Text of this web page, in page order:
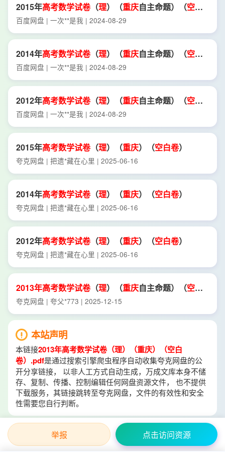
2015年高考数学试卷（理）（重庆自主命题）（空白
卷）.pdf
百度网盘 | 一次**是我 | 2024-08-29
2014年高考数学试卷（理）（重庆自主命题）（空白
卷）.pdf
百度网盘 | 一次**是我 | 2024-08-29
2012年高考数学试卷（理）（重庆自主命题）（空白
卷）.pdf
百度网盘 | 一次**是我 | 2024-08-29
2015年高考数学试卷（理）（重庆）（空白卷）
夸克网盘 | 把遗*藏在心里 | 2025-06-16
2014年高考数学试卷（理）（重庆）（空白卷）
夸克网盘 | 把遗*藏在心里 | 2025-06-16
2012年高考数学试卷（理）（重庆）（空白卷）
夸克网盘 | 把遗*藏在心里 | 2025-06-16
2013年高考数学试卷（理）（重庆自主命题）（空白
卷）.pdf
夸克网盘 | 夸父*773 | 2025-12-15
本站声明
本链接2013年高考数学试卷（理）（重庆）（空白
卷）.pdf是通过搜索引擎爬虫程序自动收集夸克网盘的公
开分享链接， 以非人工方式自动生成，万成文库本身不储
存、复制、传播、控制编辑任何网盘资源文件， 也不提供
下载服务，其链接跳转至夸克网盘，文件的有效性和安全
性需要您自行判断。
举报 点击访问资源